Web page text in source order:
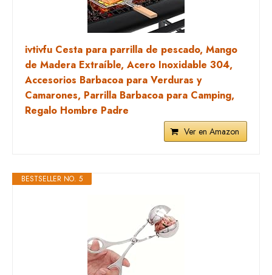
ivtivfu Cesta para parrilla de pescado, Mango
de Madera Extraíble, Acero Inoxidable 304,
Accesorios Barbacoa para Verduras y
Camarones, Parrilla Barbacoa para Camping,
Regalo Hombre Padre
Ver en Amazon
BESTSELLER NO. 5